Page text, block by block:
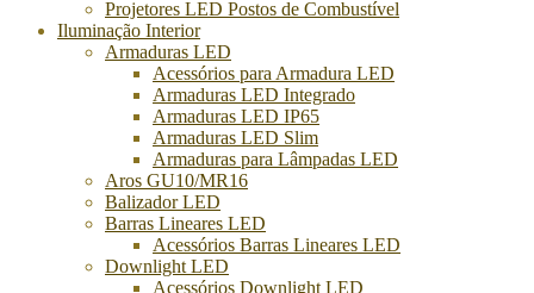
Projetores LED Postos de Combustível
Iluminação Interior
Armaduras LED
Acessórios para Armadura LED
Armaduras LED Integrado
Armaduras LED IP65
Armaduras LED Slim
Armaduras para Lâmpadas LED
Aros GU10/MR16
Balizador LED
Barras Lineares LED
Acessórios Barras Lineares LED
Downlight LED
Acessórios Downlight LED